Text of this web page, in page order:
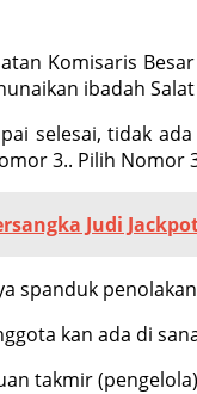
Komisaris
ibadah Salat
selesai, tidak
3.. Pilih Nomor
Judi
spanduk
kan ada di
takmir